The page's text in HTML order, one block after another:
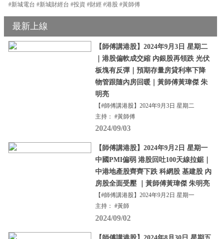
#新城電台 #新城財經台 #投資 #財經 #港股 #黃師傅
最新上線
【師傅講港股】2024年9月3日 星期二
｜港股偏軟成交縮 內銀股再領跌 光伏
板塊有反彈｜預期存量房貸利率下降
物管跟隨內房回暖｜黃師傅黃瑋傑 朱
明亮
【#師傅講港股】2024年9月3日 星期二
主持： #黃師傅
2024/09/03
【師傅講港股】2024年9月2日 星期一
中國PMI偏弱 港股回吐100天線拉鋸｜
中港地產股齊齊下跌 科網股 基建股 內
房股全面受壓 ｜黃師傅黃瑋傑 朱明亮
【#師傅講港股】2024年9月2日 星期一
主持： #黃師
2024/09/02